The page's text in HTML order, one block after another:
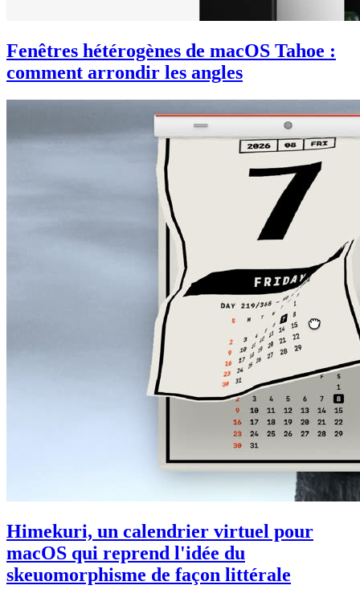
Fenêtres hétérogènes de macOS Tahoe :
comment arrondir les angles
Himekuri, un calendrier virtuel pour
macOS qui reprend l'idée du
skeuomorphisme de façon littérale